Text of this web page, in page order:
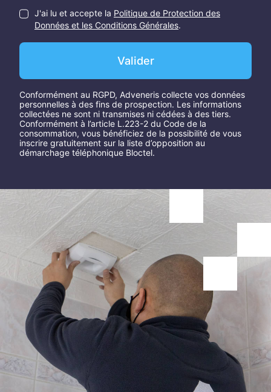
J'ai lu et accepte la Politique de Protection des
Données et les Conditions Générales.
Valider
Conformément au RGPD, Adveneris collecte vos données
personnelles à des fins de prospection. Les informations
collectées ne sont ni transmises ni cédées à des tiers.
Conformément à l’article L.223-2 du Code de la
consommation, vous bénéficiez de la possibilité de vous
inscrire gratuitement sur la liste d’opposition au
démarchage téléphonique Bloctel.